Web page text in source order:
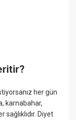
her gün
karnabahar,
Diyet